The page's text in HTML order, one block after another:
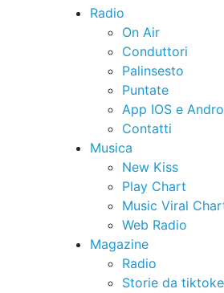
Radio
On Air
Conduttori
Palinsesto
Puntate
App IOS e
Contatti
Musica
New Kiss
Play Chart
Music Viral
Web Radio
Magazine
Radio
Storie da